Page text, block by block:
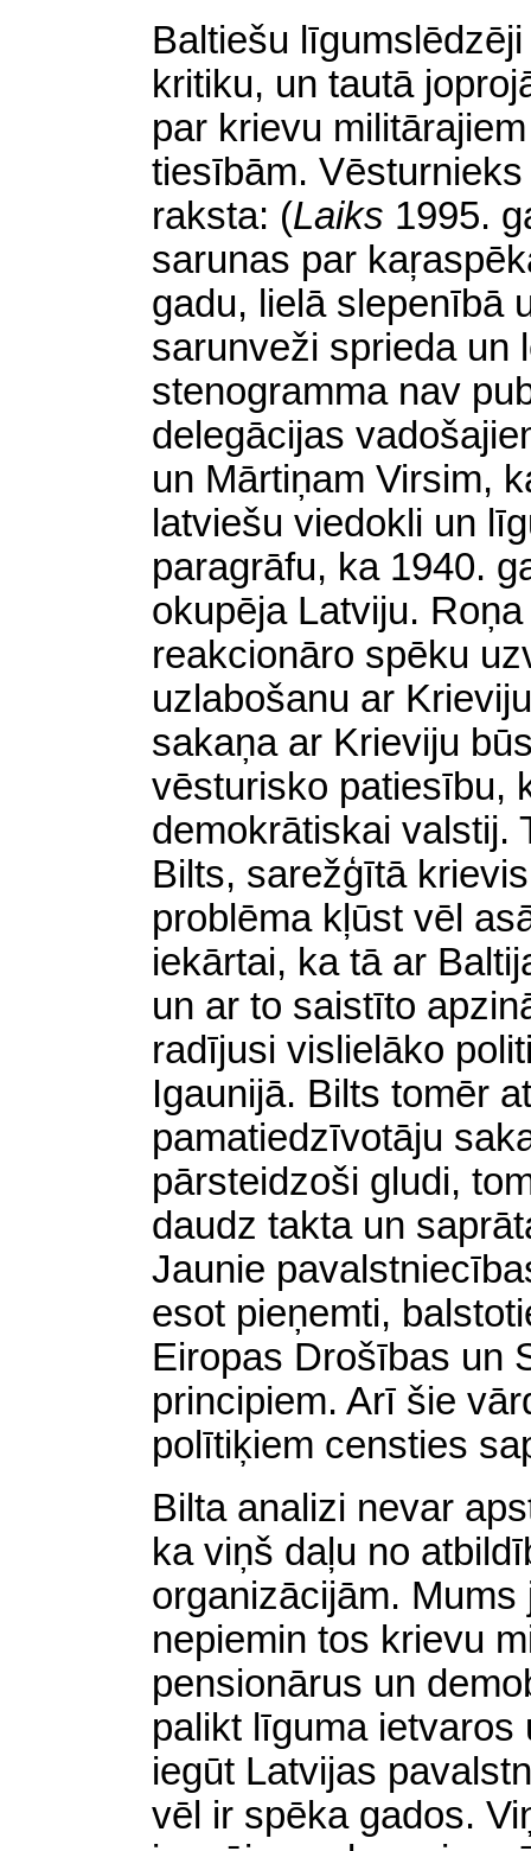
Baltiešu
kritiku, un tautā
par krievu
tiesībām.
raksta: (Laiks 1995.
sarunas par
gadu, lielā slepenībā
sarunveži sprieda un
stenogramma nav
delegācijas
un Mārtiņam Virsim,
latviešu viedokli un
paragrāfu, ka 1940.
okupēja Latviju.
reakcionāro spēku
uzlabošanu ar
sakaņa ar Krieviju
vēsturisko patiesību,
demokrātiskai valstij.
Bilts, sarežģītā
problēma kļūst vēl
iekārtai, ka tā ar
un ar to saistīto
radījusi vislielāko
Igaunijā. Bilts tomēr
pamatiedzīvotāju
pārsteidzoši gludi,
daudz takta un
Jaunie
esot pieņemti,
Eiropas Drošības un
principiem. Arī šie
polītiķiem censties
Bilta analizi nevar
ka viņš daļu no
organizācijām.
nepiemin tos krievu
pensionārus un
palikt līguma
iegūt Latvijas
vēl ir spēka gados.